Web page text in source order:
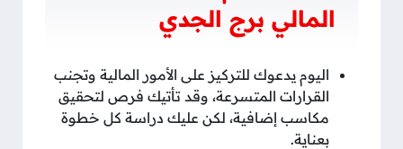
المالي برج الجدي
اليوم يدعوك للتركيز على الأمور المالية وتجنب
القرارات المتسرعة، وقد تأتيك فرص لتحقيق
مكاسب إضافية، لكن عليك دراسة كل خطوة
بعناية.